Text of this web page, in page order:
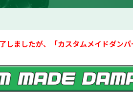
ましたが、「カスタムメイドダンパ